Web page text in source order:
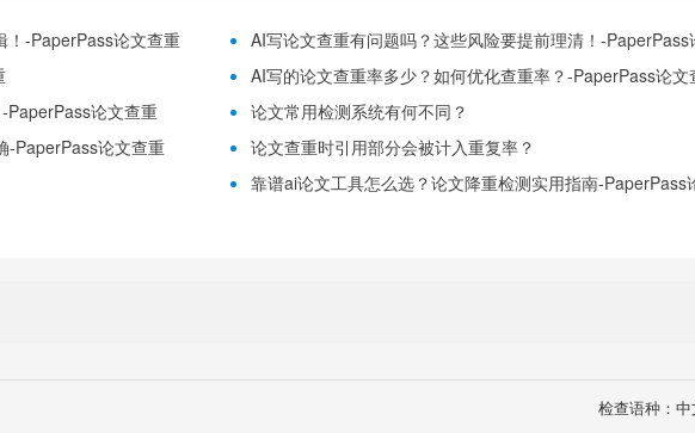
！-PaperPass论文查重
AI写论文查重有问题吗？这些风险要提前理清！-PaperPass
AI写的论文查重率多少？如何优化查重率？-PaperPass论文
PaperPass论文查重
论文常用检测系统有何不同？
-PaperPass论文查重
论文查重时引用部分会被计入重复率？
靠谱ai论文工具怎么选？论文降重检测实用指南-PaperPass
检查语种：